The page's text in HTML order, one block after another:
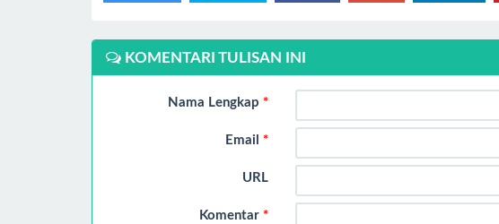
KOMENTARI TULISAN INI
Nama Lengkap *
Email *
URL
Komentar *